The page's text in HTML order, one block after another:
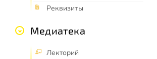
Реквизиты
Медиатека
Лекторий